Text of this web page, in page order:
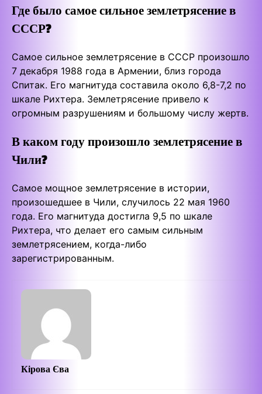
Где было самое сильное землетрясение в
СССР?
Самое сильное землетрясение в СССР произошло
7 декабря 1988 года в Армении, близ города
Спитак. Его магнитуда составила около 6,8-7,2 по
шкале Рихтера. Землетрясение привело к
огромным разрушениям и большому числу жертв.
В каком году произошло землетрясение в
Чили?
Самое мощное землетрясение в истории,
произошедшее в Чили, случилось 22 мая 1960
года. Его магнитуда достигла 9,5 по шкале
Рихтера, что делает его самым сильным
землетрясением, когда-либо
зарегистрированным.
Кірова Єва